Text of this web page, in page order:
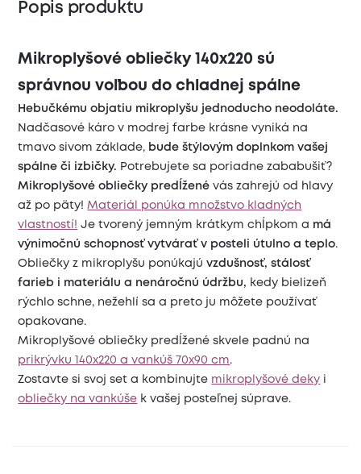
Popis produktu
Mikroplyšové obliečky 140x220 sú
správnou voľbou do chladnej spálne
Hebučkému objatiu mikroplyšu jednoducho neodoláte.
Nadčasové káro v modrej farbe krásne vyniká na
tmavo sivom základe, bude štýlovým doplnkom vašej
spálne či izbičky. Potrebujete sa poriadne zababušiť?
Mikroplyšové obliečky predĺžené vás zahrejú od hlavy
až po päty! Materiál ponúka množstvo kladných
vlastností! Je tvorený jemným krátkym chĺpkom a
má
výnimočnú schopnosť vytvárať v posteli útulno a teplo.
Obliečky z mikroplyšu ponúkajúvzdušnosť, stálosť
farieb i materiálu a nenáročnú údržbu, kedy bielizeň
rýchlo schne, nežehlí sa a preto ju môžete používať
opakovane.
Mikroplyšové obliečky predĺžené skvele padnú na
prikrývku 140x220 a vankúš 70x90 cm.
Zostavte si svoj set a kombinujte mikroplyšové deky
obliečky na vankúše k vašej posteľnej súprave.